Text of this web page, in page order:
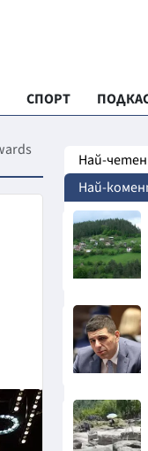
СПОРТ
"ЧУДЕСАТА НА
ХРАНА
ИКОНОМИКА
Най-
Най-